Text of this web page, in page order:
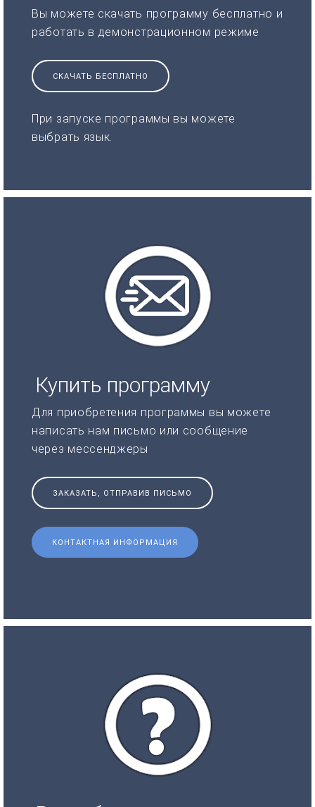
Вы можете скачать программу бесплатно и
работать в демонстрационном режиме
СКАЧАТЬ БЕСПЛАТНО
При запуске программы вы можете
выбрать язык.
Купить программу
Для приобретения программы вы можете
написать нам письмо или сообщение
через мессенджеры
ЗАКАЗАТЬ, ОТПРАВИВ ПИСЬМО
КОНТАКТНАЯ ИНФОРМАЦИЯ